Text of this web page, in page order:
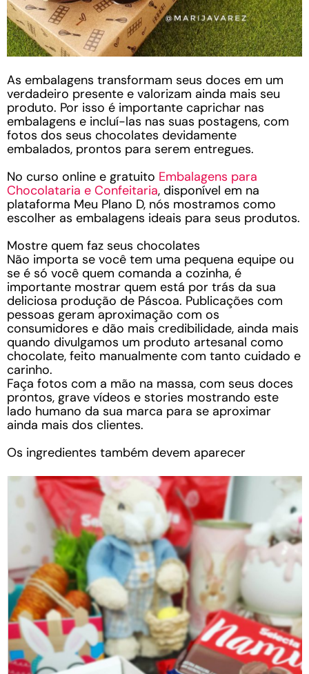
As embalagens transformam seus doces em um
verdadeiro presente e valorizam ainda mais seu
produto. Por isso é importante caprichar nas
embalagens e incluí-las nas suas postagens, com
fotos dos seus chocolates devidamente
embalados, prontos para serem entregues.
No curso online e gratuito Embalagens para
Chocolataria e Confeitaria, disponível em na
plataforma Meu Plano D, nós mostramos como
escolher as embalagens ideais para seus produtos.
Mostre quem faz seus chocolates
Não importa se você tem uma pequena equipe ou
se é só você quem comanda a cozinha, é
importante mostrar quem está por trás da sua
deliciosa produção de Páscoa. Publicações com
pessoas geram aproximação com os
consumidores e dão mais credibilidade, ainda mais
quando divulgamos um produto artesanal como
chocolate, feito manualmente com tanto cuidado e
carinho.
Faça fotos com a mão na massa, com seus doces
prontos, grave vídeos e stories mostrando este
lado humano da sua marca para se aproximar
ainda mais dos clientes.
Os ingredientes também devem aparecer